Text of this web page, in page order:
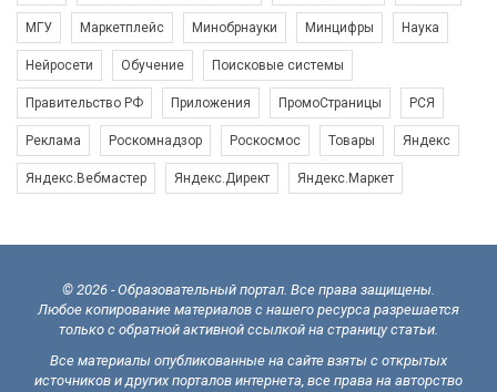
МГУ Маркетплейс Минобрнауки Минцифры Наука
Нейросети Обучение Поисковые системы
Правительство РФ Приложения ПромоСтраницы РСЯ
Реклама Роскомнадзор Роскосмос Товары Яндекс
Яндекс.Вебмастер Яндекс.Директ Яндекс.Маркет
© 2026 - Образовательный портал. Все права защищены.
Любое копирование материалов с нашего ресурса разрешается
только с обратной активной ссылкой на страницу статьи.
Все материалы опубликованные на сайте взяты с открытых
источников и других порталов интернета, все права на авторство